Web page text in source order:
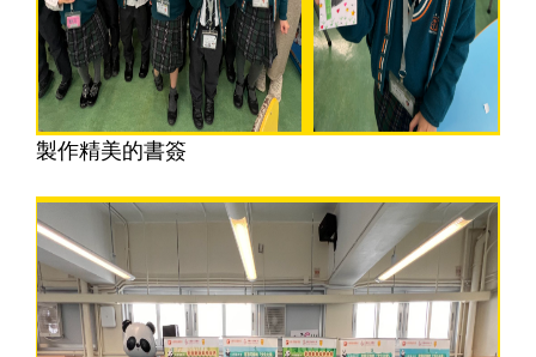
製作精美的書簽